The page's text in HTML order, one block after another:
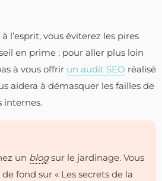
l’esprit, vous éviterez les pires
en prime : pour aller plus loin
à vous offrir un audit SEO réalisé
aidera à démasquer les failles de
internes.
un blogsur le jardinage. Vous
fond sur « Les secrets de la